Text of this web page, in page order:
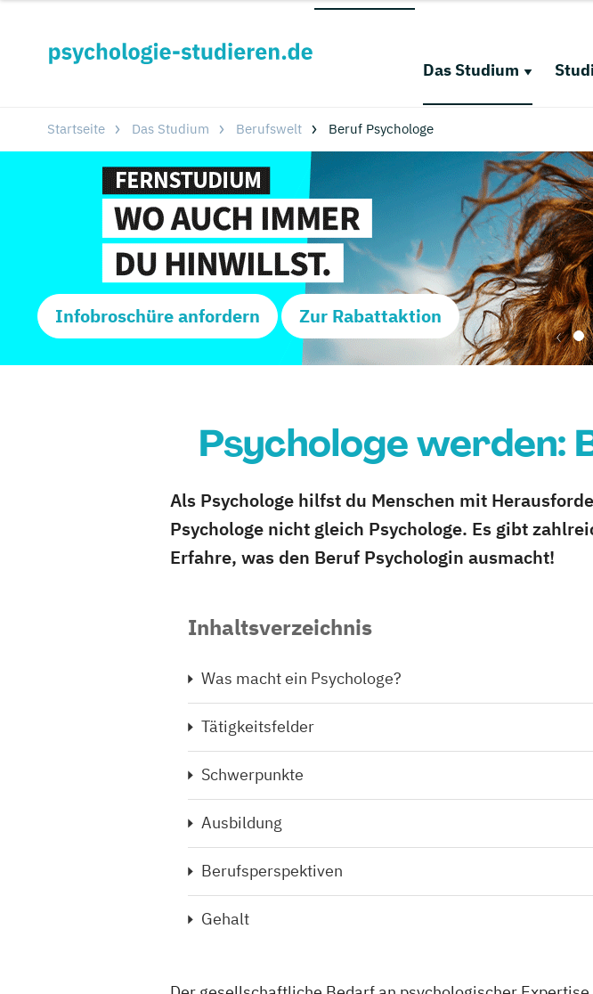
Das Studium
Startseite Das Studium Berufswelt Beruf Psychologe
Infobroschüre anfordern Zur Rabattaktion
Psychologe werden:
Als Psychologe hilfst du Menschen mit
Psychologe nicht gleich Psychologe. Es gibt
Erfahre, was den Beruf Psychologin ausmacht!
Inhaltsverzeichnis
Was macht ein Psychologe?
Tätigkeitsfelder
Schwerpunkte
Ausbildung
Berufsperspektiven
Gehalt